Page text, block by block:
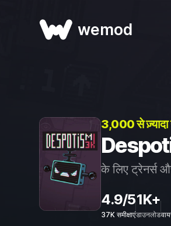
wemod
3,000 से
के लिए ट्रेनर्स
4.9/5
37K समीक्षाएं
1K+
डाउनलोड